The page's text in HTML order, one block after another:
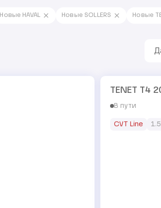
Новые HAVAL Новые SOLLERS Новые
TENET T4
В пути
CVT Line